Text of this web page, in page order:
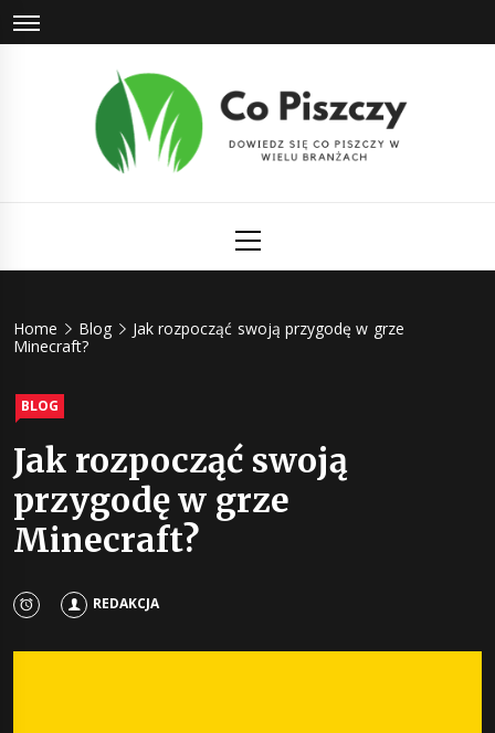
Skip
to
Menu
Home Blog
Jak rozpocząć swoją przygodę w grze
Minecraft?
BLOG
Jak rozpocząć swoją
przygodę w grze
Minecraft?
REDAKCJA